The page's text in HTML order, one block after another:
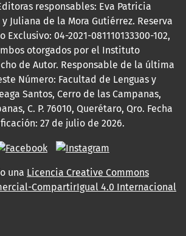
responsables: Eva Patricia
Juliana de la Mora Gutiérrez. Reserva
Exclusivo: 04-2021-081110133300-102,
otorgados por el Instituto
de Autor. Responsable de la última
Número: Facultad de Lenguas y
Santos, Cerro de las Campanas,
C. P. 76010, Querétaro, Qro. Fecha
27 de julio de 2026.
una Licencia Creative Commons
CompartirIgual 4.0 Internacional